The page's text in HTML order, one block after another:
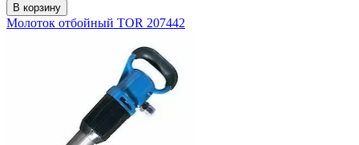
В корзину
Молоток отбойный TOR 207442